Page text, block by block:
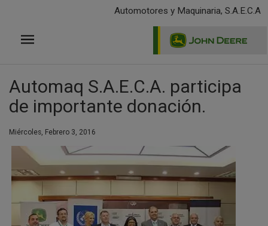
principal
Automotores y Maquinaria, S.A.E.C.A
Automaq S.A.E.C.A. participa
de importante donación.
Miércoles, Febrero 3, 2016